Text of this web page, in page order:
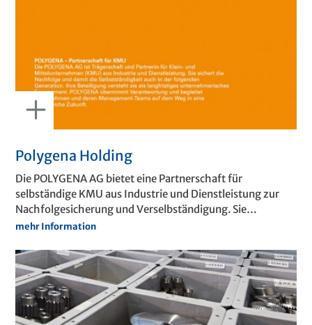
Polygena Holding
Die POLYGENA AG bietet eine Partnerschaft für
selbständige KMU aus Industrie und Dienstleistung zur
Nachfolgesicherung und Verselbständigung. Sie
übernimmt Mehrheitsbeteiligungen und
Mitarbeiterentwicklung, Rechnungswesen, Kapital).
mehr Information